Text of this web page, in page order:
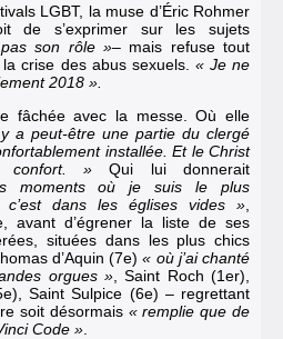
LGBT, la muse d’Éric Rohmer
de s’exprimer sur les sujets
son rôle »– mais refuse tout
crise des abus sexuels. « Je ne
2018 ».
fâchée avec la messe. Où elle
a peut-être une partie du clergé
installée. Et le Christ
confort. »Qui lui donnerait
moments où je suis le plus
c’est dans les églises vides »
avant d’égrener la liste de ses
situées dans les plus chics
d’Aquin (7e)« où j’ai chanté
orgues », Saint Roch (1er),
Saint Sulpice (6e) – regrettant
soit désormais« remplie que de
Code »